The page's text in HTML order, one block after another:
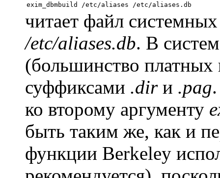
читает файл
/etc/aliases.db. В
(большинство платных
суффиксами .dirи .pag
ко второму аргументу
быть таким же, как и
функции Berkeley